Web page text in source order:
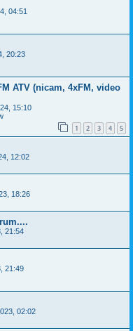
04:51
20:23
ATV (nicam, 4xFM, video
15:10
1 2 3 4 5
12:02
18:26
21:54
21:49
02:02